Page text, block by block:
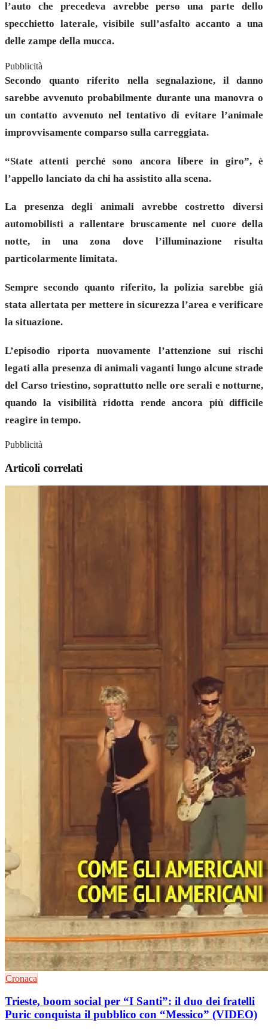
l’auto che precedeva avrebbe perso una parte dello
specchietto laterale, visibile sull’asfalto accanto a una
delle zampe della mucca.
Pubblicità
Secondo quanto riferito nella segnalazione, il danno
sarebbe avvenuto probabilmente durante una manovra o
un contatto avvenuto nel tentativo di evitare l’animale
improvvisamente comparso sulla carreggiata.
“State attenti perché sono ancora libere in giro”, è
l’appello lanciato da chi ha assistito alla scena.
La presenza degli animali avrebbe costretto diversi
automobilisti a rallentare bruscamente nel cuore della
notte, in una zona dove l’illuminazione risulta
particolarmente limitata.
Sempre secondo quanto riferito, la polizia sarebbe già
stata allertata per mettere in sicurezza l’area e verificare
la situazione.
L’episodio riporta nuovamente l’attenzione sui rischi
legati alla presenza di animali vaganti lungo alcune strade
del Carso triestino, soprattutto nelle ore serali e notturne,
quando la visibilità ridotta rende ancora più difficile
reagire in tempo.
Pubblicità
Articoli correlati
Cronaca
Trieste, boom social per “I Santi”: il duo dei fratelli
Puric conquista il pubblico con “Messico” (VIDEO)